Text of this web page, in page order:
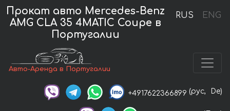
RUS ENG
Прокат авто Mercedes-Benz
AMG CLA 35 4MATIC Coupe в
Португалии
Авто-Аренда в Португалии
+4917622366899 (рус, De)